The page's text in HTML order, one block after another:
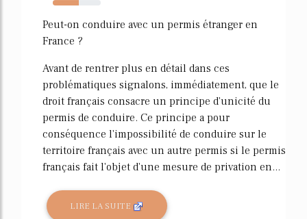
54%
Peut-on conduire avec un permis étranger en
France ?
Avant de rentrer plus en détail dans ces
problématiques signalons, immédiatement, que le
droit français consacre un principe d'unicité du
permis de conduire. Ce principe a pour
conséquence l'impossibilité de conduire sur le
territoire français avec un autre permis si le permis
français fait l'objet d'une mesure de privation en...
LIRE LA SUITE